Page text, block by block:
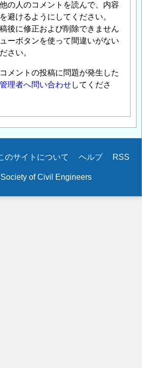
の人のコメントを読んで、内容
避けるようにしてください。
後に修正および削除できません
ーボタンを使って間違いがない
さい。
メントの投稿に問題が発生した
理者へ問い合わせしてくださ
のサイトについて ヘルプ RSS
of Civil Engineers